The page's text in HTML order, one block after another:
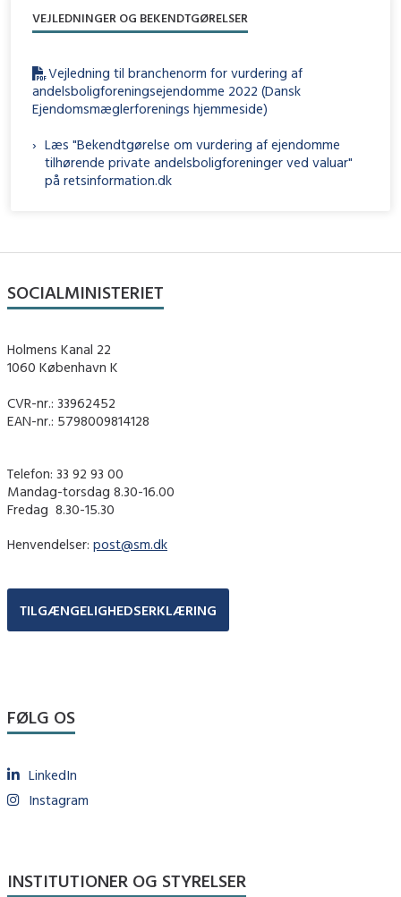
VEJLEDNINGER OG BEKENDTGØRELSER
Vejledning til branchenorm for vurdering af
andelsboligforeningsejendomme 2022 (Dansk
Ejendomsmæglerforenings hjemmeside)
Læs "Bekendtgørelse om vurdering af ejendomme
tilhørende private andelsboligforeninger ved valuar"
på retsinformation.dk
SOCIALMINISTERIET
Holmens Kanal 22
1060 København K
CVR-nr.: 33962452
EAN-nr.: 5798009814128
Telefon: 33 92 93 00
Mandag-torsdag 8.30-16.00
Fredag ​ 8.30-15.30
Henvendelser: post@sm.dk
TILGÆNGELIGHEDSERKLÆRING
FØLG OS
LinkedIn
Instagram
INSTITUTIONER OG STYRELSER